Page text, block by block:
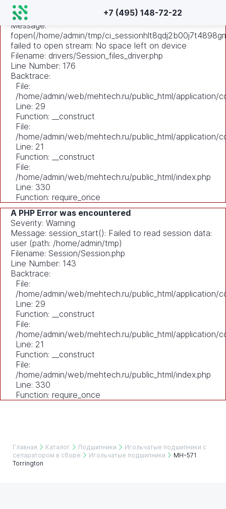
A PHP Error was encountered
Severity: Warning
Message:
fopen(/home/admin/tmp/
failed to open stream: No space left on device
Filename: drivers/Session_files_driver.php
Line Number: 176
Backtrace:
File:
/home/admin/web/mehtech.ru/public_html/application/
Line: 29
Function: __construct
File:
/home/admin/web/mehtech.ru/public_html/application/
Line: 21
Function: __construct
File:
/home/admin/web/mehtech.ru/public_html/index.php
Line: 330
Function: require_once
A PHP Error was encountered
Severity: Warning
Message: session_start(): Failed to read session data:
user (path: /home/admin/tmp)
Filename: Session/Session.php
Line Number: 143
Backtrace:
File:
/home/admin/web/mehtech.ru/public_html/application/
Line: 29
Function: __construct
File:
/home/admin/web/mehtech.ru/public_html/application/
Line: 21
Function: __construct
File:
/home/admin/web/mehtech.ru/public_html/index.php
Line: 330
Function: require_once
+7 (495) 148-72-22
Главная Каталог Подшипники
Игольчатые подшипники с
сепаратором в сборе
Игольчатые подшипники
MH-571
Torrington